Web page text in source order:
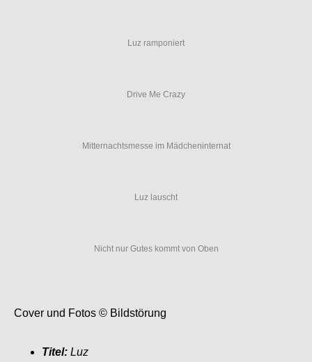
Luz ramponiert
Drive Me Crazy
Mitternachtsmesse im Mädcheninternat
Luz lauscht
Nicht nur Gutes kommt von Oben
Cover und Fotos © Bildstörung
Titel: Luz